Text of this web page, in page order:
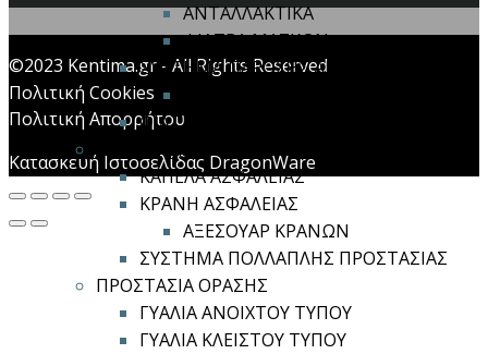
ΑΝΤΑΛΛΑΚΤΙΚΑ
ΦΙΛΤΡΑ ΜΑΣΚΩΝ
ΣΥΣΤΗΜΑ ΠΑΡΟΧΗΣ ΑΕΡΑ
ΦΙΛΤΡΟΜΑΣΚΕΣ
ΠΡΟΣΤΑΣΙΑ ΚΕΦΑΛΗΣ
ΚΑΠΕΛΑ ΑΣΦΑΛΕΙΑΣ
ΚΡΑΝΗ ΑΣΦΑΛΕΙΑΣ
ΑΞΕΣΟΥΑΡ ΚΡΑΝΩΝ
ΣΥΣΤΗΜΑ ΠΟΛΛΑΠΛΗΣ ΠΡΟΣΤΑΣΙΑΣ
ΠΡΟΣΤΑΣΙΑ ΟΡΑΣΗΣ
ΓΥΑΛΙΑ ΑΝΟΙΧΤΟΥ ΤΥΠΟΥ
ΓΥΑΛΙΑ ΚΛΕΙΣΤΟΥ ΤΥΠΟΥ
©2023 Kentima.gr - All Rights Reserved
Πολιτική Cookies
Πολιτική Απορρήτου
Κατασκευή Ιστοσελίδας DragonWare